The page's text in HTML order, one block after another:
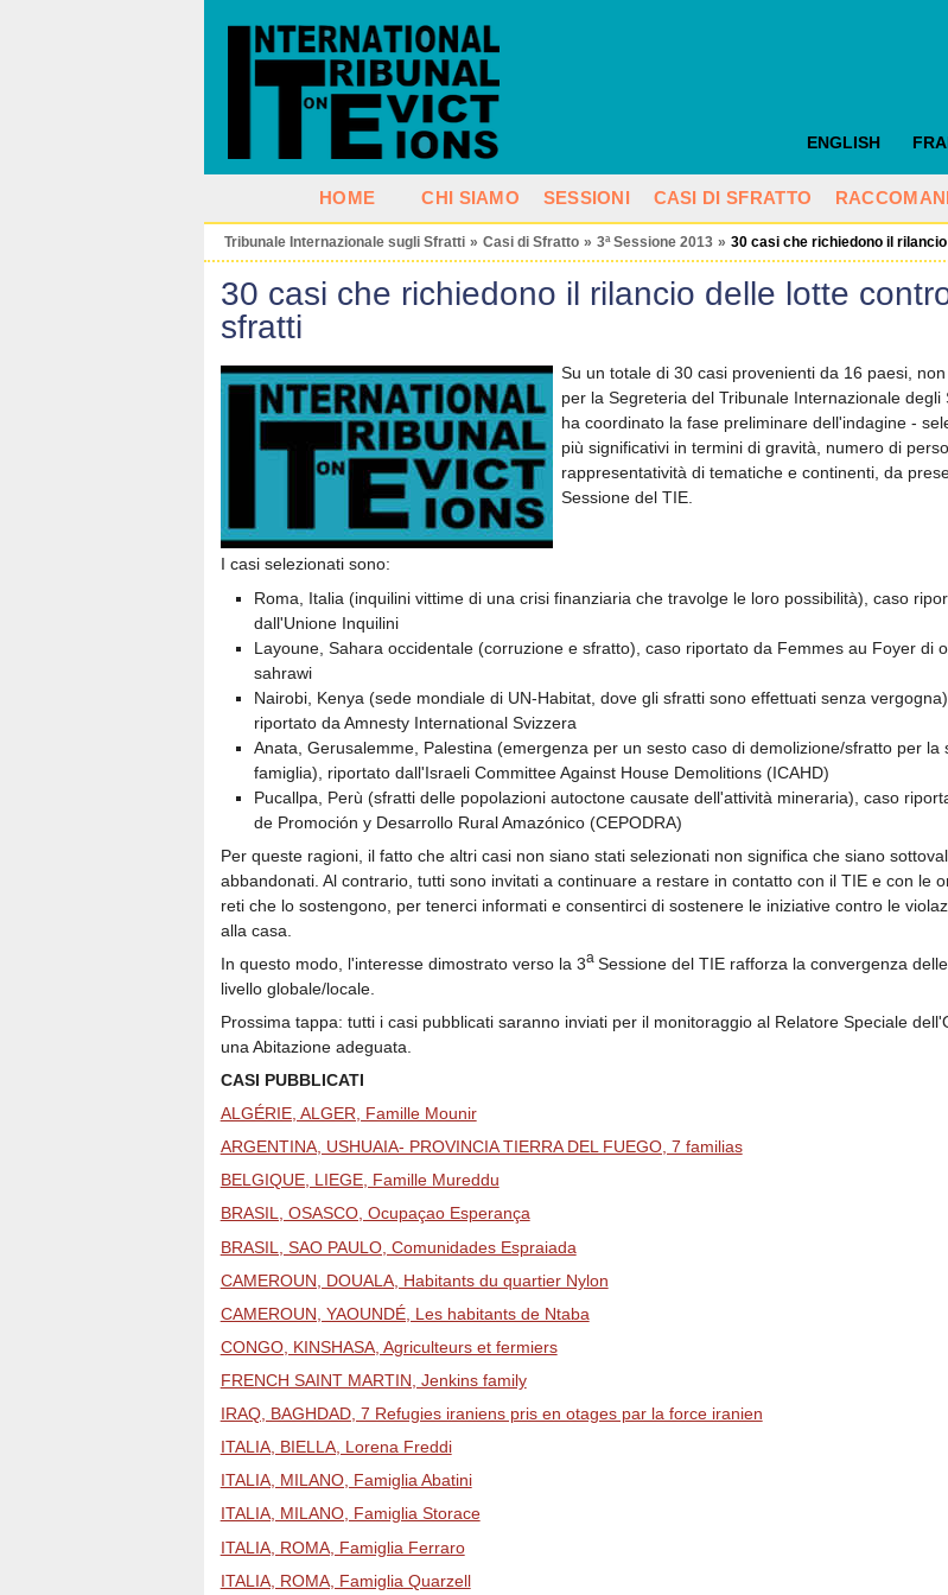
ENGLISH
HOME CHI SIAMO SESSIONI CASI DI SFRATTO
Tribunale Internazionale sugli Sfratti » Casi di Sfratto » 3ª Sessione 2013 » 30 casi che richiedono il
30 casi che richiedono il rilancio delle lotte
sfratti
Su un totale di 30 casi provenienti da 16 paesi,
per la Segreteria del Tribunale Internazionale degli
ha coordinato la fase preliminare dell'indagine -
più significativi in termini di gravità, numero di
rappresentatività di tematiche e continenti, da
Sessione del TIE.
I casi selezionati sono:
Roma, Italia (inquilini vittime di una crisi finanziaria che travolge le loro possibilità), caso
dall'Unione Inquilini
Layoune, Sahara occidentale (corruzione e sfratto), caso riportato da Femmes au Foyer di
sahrawi
Nairobi, Kenya (sede mondiale di UN-Habitat, dove gli sfratti sono effettuati senza
riportato da Amnesty International Svizzera
Anata, Gerusalemme, Palestina (emergenza per un sesto caso di demolizione/sfratto per la
famiglia), riportato dall'Israeli Committee Against House Demolitions (ICAHD)
Pucallpa, Perù (sfratti delle popolazioni autoctone causate dell'attività mineraria), caso
de Promoción y Desarrollo Rural Amazónico (CEPODRA)
Per queste ragioni, il fatto che altri casi non siano stati selezionati non significa che siano
abbandonati. Al contrario, tutti sono invitati a continuare a restare in contatto con il TIE e con le
reti che lo sostengono, per tenerci informati e consentirci di sostenere le iniziative contro le
alla casa.
In questo modo, l'interesse dimostrato verso la 3a Sessione del TIE rafforza la convergenza
livello globale/locale.
Prossima tappa: tutti i casi pubblicati saranno inviati per il monitoraggio al Relatore Speciale
una Abitazione adeguata.
CASI PUBBLICATI
ALGÉRIE, ALGER, Famille Mounir
ARGENTINA, USHUAIA- PROVINCIA TIERRA DEL FUEGO, 7 familias
BELGIQUE, LIEGE, Famille Mureddu
BRASIL, OSASCO, Ocupaçao Esperança
BRASIL, SAO PAULO, Comunidades Espraiada
CAMEROUN, DOUALA, Habitants du quartier Nylon
CAMEROUN, YAOUNDÉ, Les habitants de Ntaba
CONGO, KINSHASA, Agriculteurs et fermiers
FRENCH SAINT MARTIN, Jenkins family
IRAQ, BAGHDAD, 7 Refugies iraniens pris en otages par la force iranien
ITALIA, BIELLA, Lorena Freddi
ITALIA, MILANO, Famiglia Abatini
ITALIA, MILANO, Famiglia Storace
ITALIA, ROMA, Famiglia Ferraro
ITALIA, ROMA, Famiglia Quarzell